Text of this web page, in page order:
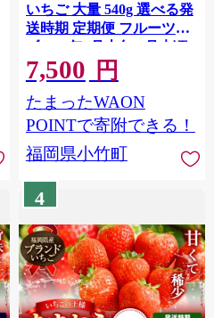
いちご 大量 540g 選べる発
送時期 定期便 フルーツ
《2027年3月上旬-3月末頃
出荷》苺 旬 くだもの 果物
福岡県 小竹町
7,500 円
たまったWAON
POINTで寄附できる！
福岡県小竹町
4